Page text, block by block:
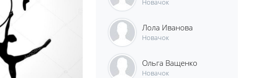
Новачок
Лола Иванова
Новачок
Ольга Ващенко
Новачок